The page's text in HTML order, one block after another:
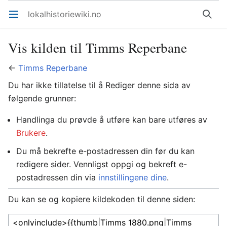
Åpne hovedmenyen lokalhistoriewiki.no Søk
Vis kilden til Timms Reperbane
← Timms Reperbane
Du har ikke tillatelse til å Rediger denne sida av
følgende grunner:
Handlinga du prøvde å utføre kan bare utføres av
Brukere.
Du må bekrefte e-postadressen din før du kan
redigere sider. Vennligst oppgi og bekreft e-
postadressen din via innstillingene dine.
Du kan se og kopiere kildekoden til denne siden: